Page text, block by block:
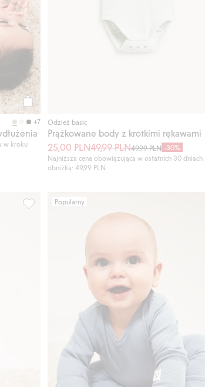
Kup
+7
w kroku
Odzież basic
Prążkowane body z krótkimi rękawami
25,00 PLN49,99 PLN49,99 PLN -30%
Najniższa cena obowiązująca w ostatnich 30 dniach
obniżką: 49,99 PLN
Prążkowane body dla niemowląt, we wzory,
Popularny